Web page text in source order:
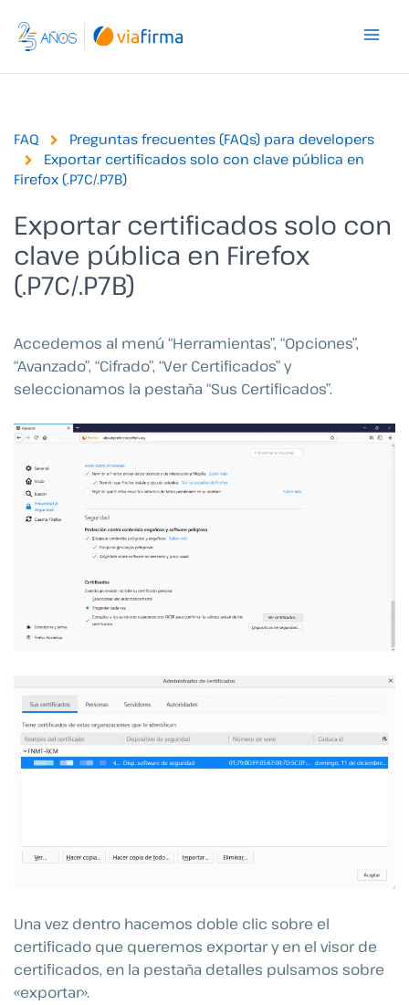
contenido
FAQ
Preguntas frecuentes (FAQs) para developers
Exportar certificados solo con clave pública en
Firefox (.P7C/.P7B)
Exportar certificados solo con
clave pública en Firefox
(.P7C/.P7B)
Accedemos al menú “Herramientas”, “Opciones”,
“Avanzado”, “Cifrado”, “Ver Certificados” y
seleccionamos la pestaña “Sus Certificados”.
Una vez dentro hacemos doble clic sobre el
certificado que queremos exportar y en el visor de
certificados, en la pestaña detalles pulsamos sobre
«exportar».